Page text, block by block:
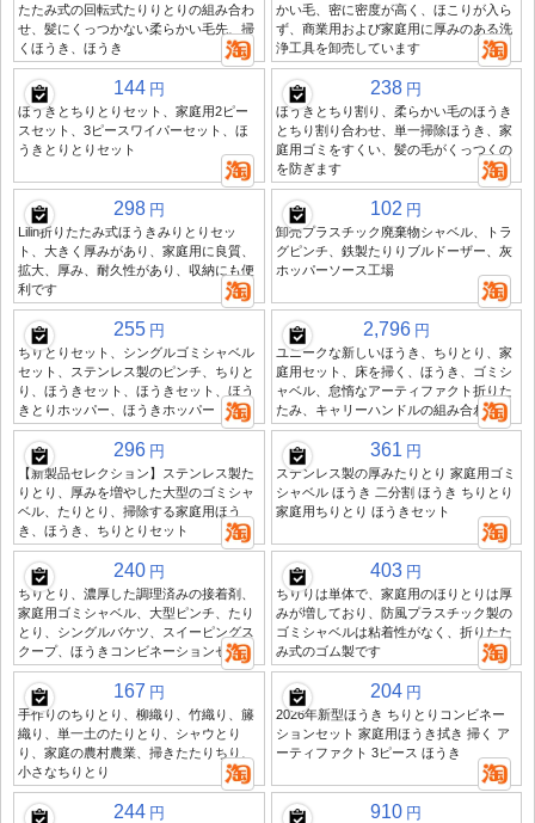
たたみ式の回転式たりりとりの組み合わ
せ、髪にくっつかない柔らかい毛先、掃
くほうき、ほうき
かい毛、密に密度が高く、ほこりが入ら
ず、商業用および家庭用に厚みのある洗
浄工具を卸売しています
144 円
ほうきとちりとりセット、家庭用2ピー
スセット、3ピースワイパーセット、ほ
うきとりとりセット
238 円
ほうきとちり割り、柔らかい毛のほうき
とちり割り合わせ、単一掃除ほうき、家
庭用ゴミをすくい、髪の毛がくっつくの
を防ぎます
298 円
Lilin折りたたみ式ほうきみりとりセッ
ト、大きく厚みがあり、家庭用に良質、
拡大、厚み、耐久性があり、収納にも便
利です
102 円
卸売プラスチック廃棄物シャベル、トラ
グピンチ、鉄製たりりブルドーザー、灰
ホッパーソース工場
255 円
ちりとりセット、シングルゴミシャベル
セット、ステンレス製のピンチ、ちりと
り、ほうきセット、ほうきセット、ほう
きとりホッパー、ほうきホッパー
2,796 円
ユニークな新しいほうき、ちりとり、家
庭用セット、床を掃く、ほうき、ゴミシ
ャベル、怠惰なアーティファクト折りた
たみ、キャリーハンドルの組み合わせ
296 円
【新製品セレクション】ステンレス製た
りとり、厚みを増やした大型のゴミシャ
ベル、たりとり、掃除する家庭用ほう
き、ほうき、ちりとりセット
361 円
ステンレス製の厚みたりとり 家庭用ゴミ
シャベル ほうき 二分割 ほうき ちりとり
家庭用ちりとり ほうきセット
240 円
ちりとり、濃厚した調理済みの接着剤、
家庭用ゴミシャベル、大型ピンチ、たり
とり、シングルバケツ、スイーピングス
クープ、ほうきコンビネーションセット
403 円
ちりりは単体で、家庭用のほりとりは厚
みが増しており、防風プラスチック製の
ゴミシャベルは粘着性がなく、折りたた
み式のゴム製です
167 円
手作りのちりとり、柳織り、竹織り、籐
織り、単一土のたりとり、シャウとり
り、家庭の農村農業、掃きたたりちり、
小さなちりとり
204 円
2026年新型ほうき ちりとりコンビネー
ションセット 家庭用ほうき拭き 掃く ア
ーティファクト 3ピース ほうき
244 円 910 円